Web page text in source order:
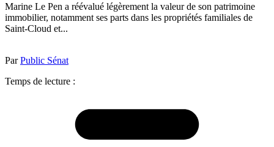
Marine Le Pen a réévalué légèrement la valeur de son patrimoine
immobilier, notamment ses parts dans les propriétés familiales de
Saint-Cloud et...
ParPublic Sénat
Temps de lecture :